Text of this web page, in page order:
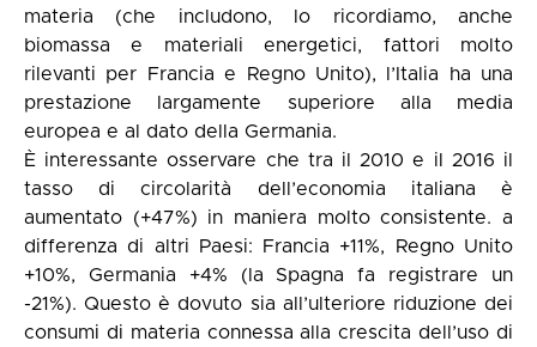
materia (che includono, lo ricordiamo, anche
biomassa e materiali energetici, fattori molto
rilevanti per Francia e Regno Unito), l’Italia ha una
prestazione largamente superiore alla media
europea e al dato della Germania.
È interessante osservare che tra il 2010 e il 2016 il
tasso di circolarità dell’economia italiana è
aumentato (+47%) in maniera molto consistente. a
differenza di altri Paesi: Francia +11%, Regno Unito
+10%, Germania +4% (la Spagna fa registrare un
-21%). Questo è dovuto sia all’ulteriore riduzione dei
consumi di materia connessa alla crescita dell’uso di